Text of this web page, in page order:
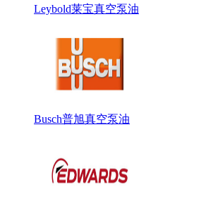
Leybold莱宝真空泵油
Busch普旭真空泵油